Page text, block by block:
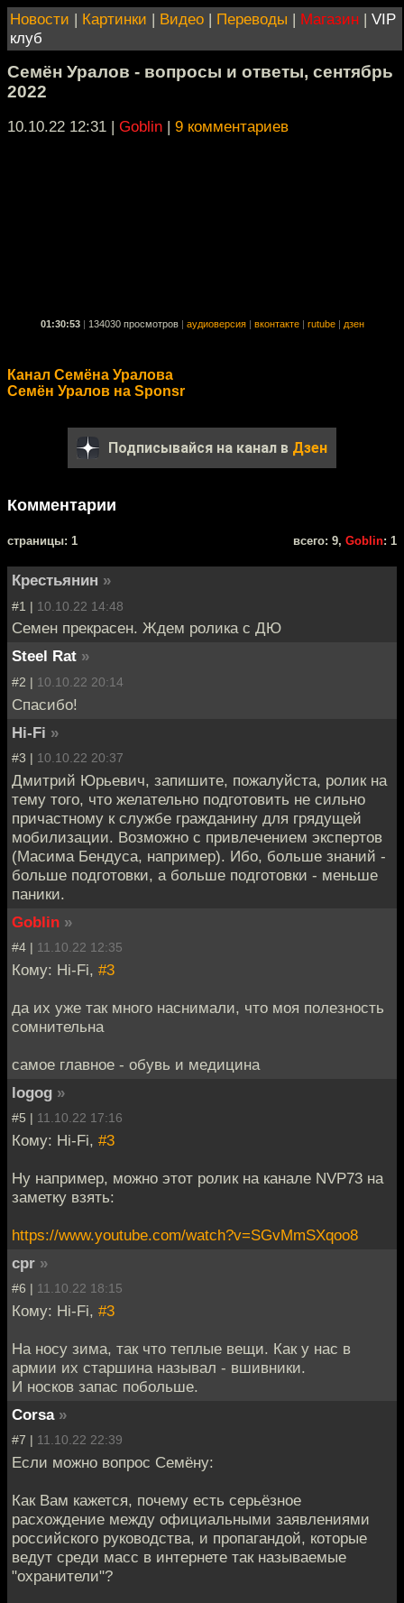
Новости | Картинки | Видео | Переводы | Магазин | VIP
клуб
Семён Уралов - вопросы и ответы, сентябрь
2022
10.10.22 12:31 | Goblin | 9 комментариев
01:30:53 134030 просмотров аудиоверсия вконтакте rutube дзен
Канал Семёна Уралова
Семён Уралов на Sponsr
Подписывайся на канал в Дзен
Комментарии
cтраницы: 1 всего: 9, Goblin: 1
Крестьянин »
#1 | 10.10.22 14:48
Семен прекрасен. Ждем ролика с ДЮ
Steel Rat »
#2 | 10.10.22 20:14
Спасибо!
Hi-Fi »
#3 | 10.10.22 20:37
Дмитрий Юрьевич, запишите, пожалуйста, ролик на
тему того, что желательно подготовить не сильно
причастному к службе гражданину для грядущей
мобилизации. Возможно с привлечением экспертов
(Масима Бендуса, например). Ибо, больше знаний -
больше подготовки, а больше подготовки - меньше
паники.
Goblin »
#4 | 11.10.22 12:35
Кому: Hi-Fi, #3
да их уже так много наснимали, что моя полезность
сомнительна
самое главное - обувь и медицина
logog »
#5 | 11.10.22 17:16
Кому: Hi-Fi, #3
Ну например, можно этот ролик на канале NVP73 на
заметку взять:
https://www.youtube.com/watch?v=SGvMmSXqoo8
cpr »
#6 | 11.10.22 18:15
Кому: Hi-Fi, #3
На носу зима, так что теплые вещи. Как у нас в
армии их старшина называл - вшивники.
И носков запас побольше.
Corsa »
#7 | 11.10.22 22:39
Если можно вопрос Семёну:
Как Вам кажется, почему есть серьёзное
расхождение между официальными заявлениями
российского руководства, и пропагандой, которые
ведут среди масс в интернете так называемые
"охранители"?